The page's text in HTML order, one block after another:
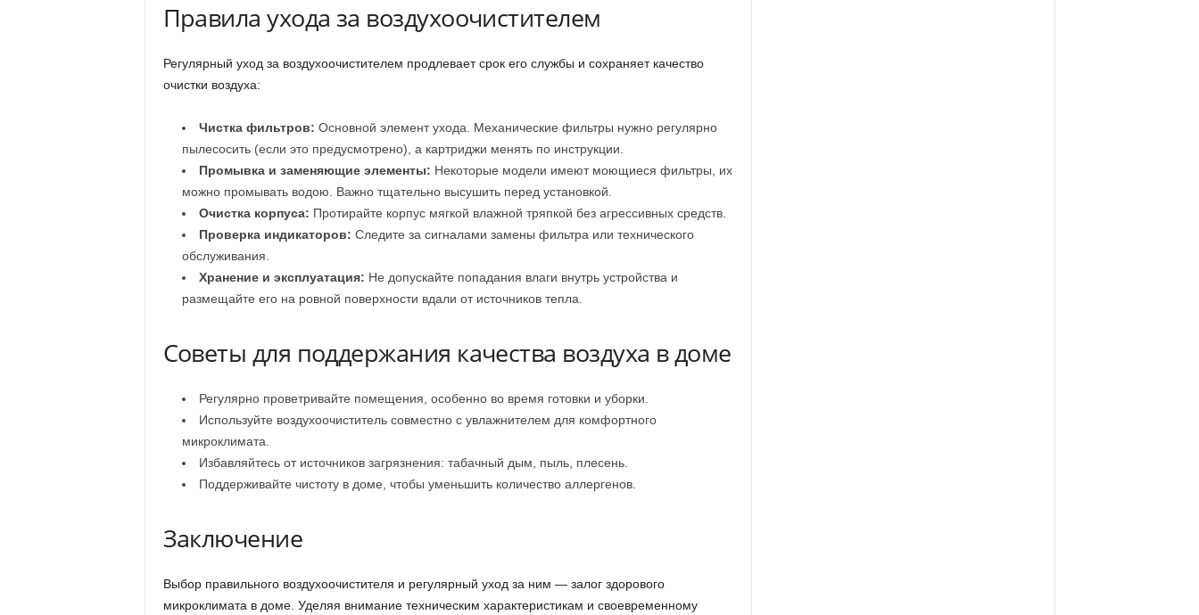
Правила ухода за воздухоочистителем
Регулярный уход за воздухоочистителем продлевает срок его службы и сохраняет качество
очистки воздуха:
Чистка фильтров: Основной элемент ухода. Механические фильтры нужно регулярно
пылесосить (если это предусмотрено), а картриджи менять по инструкции.
Промывка и заменяющие элементы: Некоторые модели имеют моющиеся фильтры, их
можно промывать водою. Важно тщательно высушить перед установкой.
Очистка корпуса: Протирайте корпус мягкой влажной тряпкой без агрессивных средств.
Проверка индикаторов: Следите за сигналами замены фильтра или технического
обслуживания.
Хранение и эксплуатация: Не допускайте попадания влаги внутрь устройства и
размещайте его на ровной поверхности вдали от источников тепла.
Советы для поддержания качества воздуха в доме
Регулярно проветривайте помещения, особенно во время готовки и уборки.
Используйте воздухоочиститель совместно с увлажнителем для комфортного
микроклимата.
Избавляйтесь от источников загрязнения: табачный дым, пыль, плесень.
Поддерживайте чистоту в доме, чтобы уменьшить количество аллергенов.
Заключение
Выбор правильного воздухоочистителя и регулярный уход за ним — залог здорового
микроклимата в доме. Уделяя внимание техническим характеристикам и своевременному